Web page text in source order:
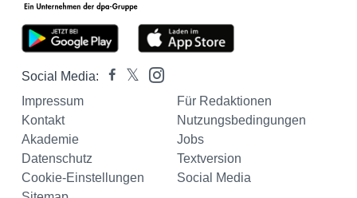
Social Media:
Impressum
Für Redaktionen
Kontakt
Nutzungsbedingungen
Akademie
Jobs
Datenschutz
Textversion
Cookie-Einstellungen
Social Media